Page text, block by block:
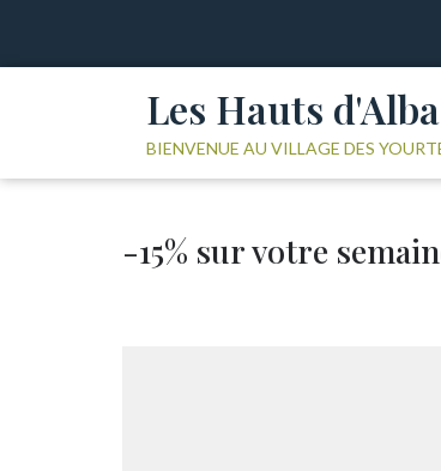
Les Hauts
BIENVENUE AU VILLAGE DES
-15% sur votre